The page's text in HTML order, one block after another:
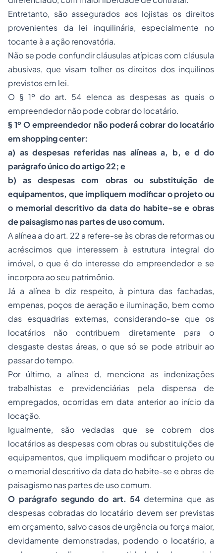
Entretanto, são assegurados aos lojistas os direitos
provenientes da lei inquilinária, especialmente no
tocante à a ação renovatória.
Não se pode confundir cláusulas atípicas com cláusula
abusivas, que visam tolher os direitos dos inquilinos
previstos em lei.
O § 1º do art. 54 elenca as despesas as quais o
empreendedor não pode cobrar do locatário.
§ 1º O empreendedor não poderá cobrar do locatário
em shopping center:
a) as despesas referidas nas alíneas a, b, e d do
parágrafo único do artigo 22; e
b) as despesas com obras ou substituição de
equipamentos, que impliquem modiﬁcar o projeto ou
o memorial descritivo da data do habite-se e obras
de paisagismo nas partes de uso comum.
A alínea a do art. 22 a refere-se às obras de reformas ou
acréscimos que interessem à estrutura integral do
imóvel, o que é do interesse do empreendedor e se
incorpora ao seu patrimônio.
Já a alínea b diz respeito, à pintura das fachadas,
empenas, poços de aeração e iluminação, bem como
das esquadrias externas, considerando-se que os
locatários não contribuem diretamente para o
desgaste destas áreas, o que só se pode atribuir ao
passar do tempo.
Por último, a alínea d, menciona as indenizações
trabalhistas e previdenciárias pela dispensa de
empregados, ocorridas em data anterior ao início da
locação.
Igualmente, são vedadas que se cobrem dos
locatários as despesas com obras ou substituições de
equipamentos, que impliquem modiﬁcar o projeto ou
o memorial descritivo da data do habite-se e obras de
paisagismo nas partes de uso comum.
O parágrafo segundo do art. 54 determina que as
despesas cobradas do locatário devem ser previstas
em orçamento, salvo casos de urgência ou força maior,
devidamente demonstradas, podendo o locatário, a